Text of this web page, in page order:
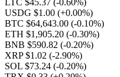
LTC $45.37 (-0.60%)
USDG $1.00 (+0.00%)
BTC $64,643.00 (-0.10%)
ETH $1,905.20 (-0.30%)
BNB $590.82 (-0.20%)
XRP $1.02 (-2.90%)
SOL $73.24 (-0.20%)